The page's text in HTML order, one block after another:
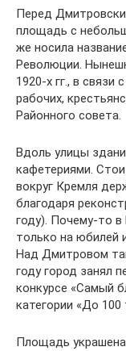
Перед
площадь с
же носила
Революции.
1920-х гг., в
рабочих,
Районного совета.
Вдоль улицы
кафетериями.
вокруг Кремля
благодаря
году). Почему-то
только на юбилей
Над Дмитровом
году город занял
конкурсе «Самый
категории «До 100
Площадь